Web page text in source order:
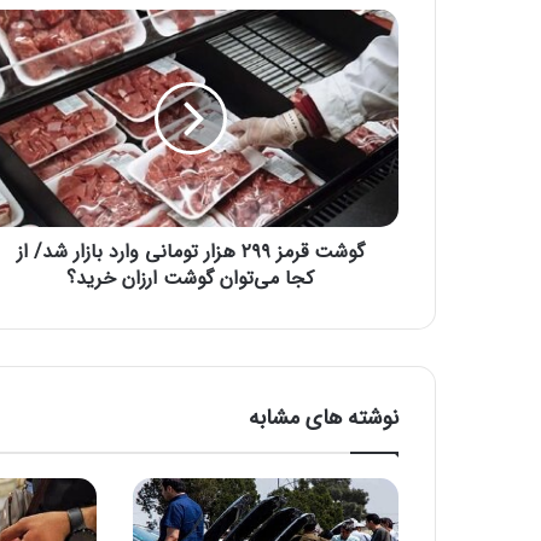
گ
و
ش
ت
ق
ر
م
۲
ز
و
م
ی
گوشت قرمز ۲۹۹ هزار تومانی وارد بازار شد/ از
کجا می‌توان گوشت ارزان خرید؟
نوشته های مشابه